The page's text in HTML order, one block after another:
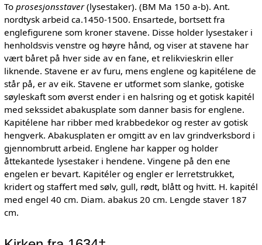
To prosesjonsstaver(lysestaker). (BM Ma 150 a-b). Ant.
nordtysk arbeid ca.1450-1500. Ensartede, bortsett fra
englefigurene som kroner stavene. Disse holder lysestaker i
henholdsvis venstre og høyre hånd, og viser at stavene har
vært båret på hver side av en fane, et relikvieskrin eller
liknende. Stavene er av furu, mens englene og kapitélene de
står på, er av eik. Stavene er utformet som slanke, gotiske
søyleskaft som øverst ender i en halsring og et gotisk kapitél
med sekssidet abakusplate som danner basis for englene.
Kapitélene har ribber med krabbedekor og rester av gotisk
hengverk. Abakusplaten er omgitt av en lav grindverksbord i
gjennombrutt arbeid. Englene har kapper og holder
åttekantede lysestaker i hendene. Vingene på den ene
engelen er bevart. Kapitéler og engler er lerretstrukket,
kridert og staffert med sølv, gull, rødt, blått og hvitt. H. kapitél
med engel 40 cm. Diam. abakus 20 cm. Lengde staver 187
cm.